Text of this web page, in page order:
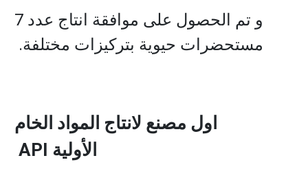
و تم الحصول على موافقة انتاج عدد 7
مستحضرات حيوية بتركيزات مختلفة.
اول مصنع لانتاج المواد الخام
الأولية API